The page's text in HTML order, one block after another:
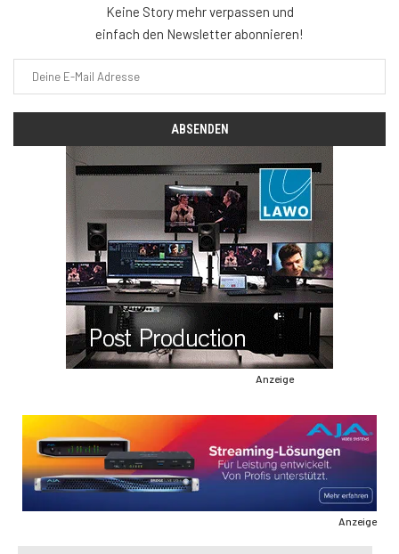
Keine Story mehr verpassen und
einfach den Newsletter abonnieren!
Anzeige
Anzeige